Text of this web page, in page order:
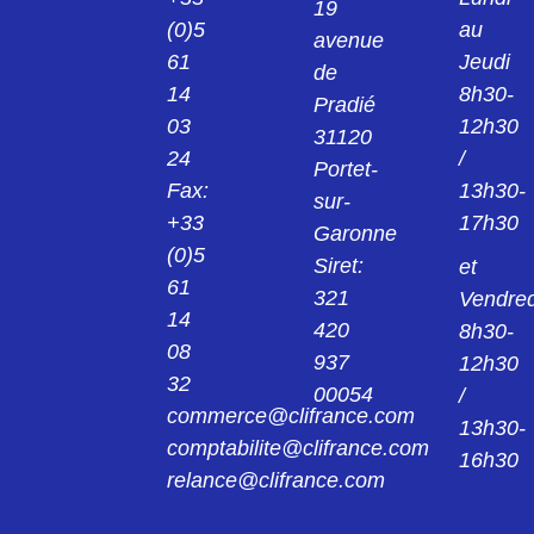
KPS1/B2 PINCE ROUGE 2MM 24.0139-22
KK4/4 MANCHON NOIR 4MM 24.0142-21
KK4/4 MANCHON ROUGE 4MM 24.0142-
AGK20 PINCE 4MM 24.0149
AGK40 PINCE NOIR 2MM 24.0154-21
(0)5
61
14
03
24
Fax:
+33
(0)5
61
14
08
32
commerce@clifrance.com
comptabilite@clifrance.com
relance@clifrance.com
19
avenue
de
Pradié
31120
Portet-
sur-
Garonne
Siret:
321
420
937
00054
au
Jeudi
8h30-
12h30
/
13h30-
17h30
et
8h30-
12h30
/
13h30-
16h30